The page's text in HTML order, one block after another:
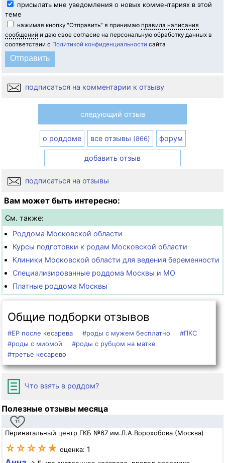
присылать мне уведомления о новых комментариях в этой
теме
нажимая кнопку "Отправить" я принимаю правила написания
сообщений и даю свое согласие на персональную обработку данных в
соответствии с Политикой конфиденциальности сайта
подписаться на комментарии к отзыву
следующий отзыв
о роддоме все отзывы (866) форум
добавить отзыв
подписаться на отзывы
Вам может быть интересно:
См. также:
Роддома Московской области
Курсы подготовки к родам Московской области
Клиники Московской области для ведения беременности
Специализированные роддома Москвы и МО
Платные роддома Москвы
Общие подборки отзывов
#ЕР после кесарева #роды с мужем бесплатно
#ПКС
#роды с миомой
#роды с рубцом на матке
#третье кесарево
Что взять в роддом?
Полезные отзывы месяца
11
Перинатальный центр ГКБ №67 им.Л.А.Ворохобова (Москва)
☆☆☆☆★ оценка: 1